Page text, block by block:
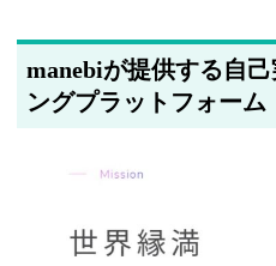
manebiが提供する自
ングプラットフォーム